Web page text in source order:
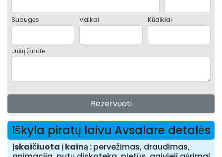
Suaugęs Vaikai Kūdikiai
Jūsų žinutė
Rezervuoti
Iškyla piratų laivu Avsalare detalės
Įskaičiuota į kainą pervežimas, draudimas,